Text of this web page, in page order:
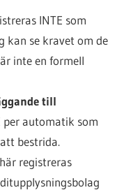
INTE som
kan se kravet om de
inte en formell
till
per automatik som
bestrida.
registreras